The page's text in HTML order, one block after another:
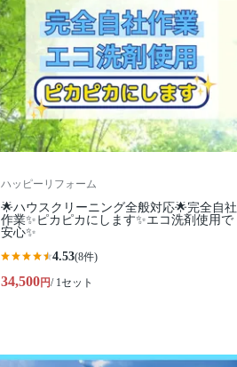
ハッピーリフォーム
🌟ハウスクリーニング全般対応🌟完全自社
作業✨️ピカピカにします✨️エコ洗剤使用で
安心✨
4.53(8件)
34,500円/ 1セット